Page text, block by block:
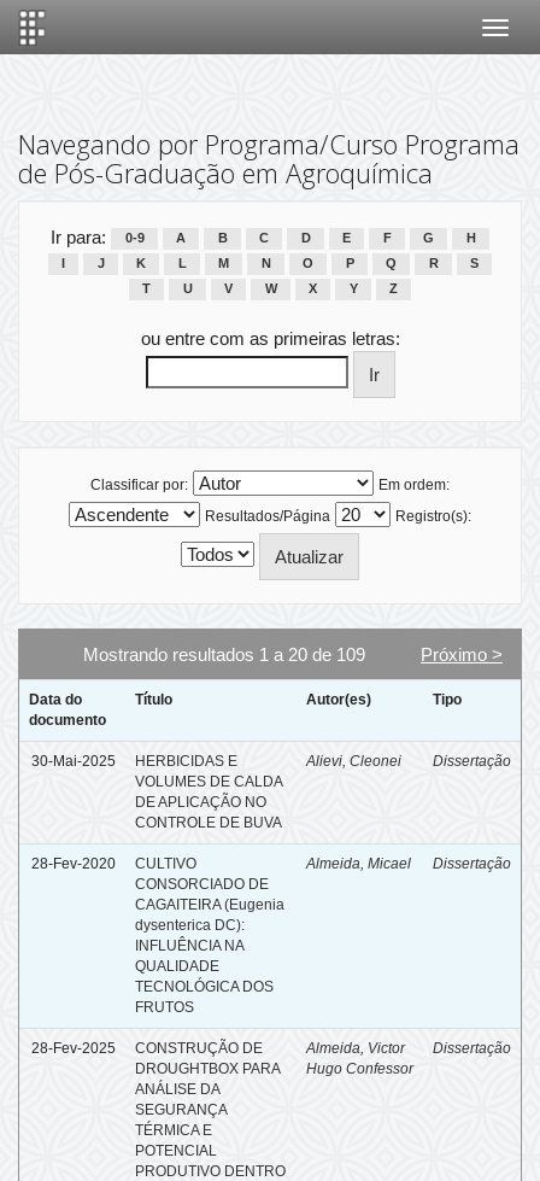
Navegando por Programa/Curso Programa
de Pós-Graduação em Agroquímica
Ir para: 0-9 A B C D E F G
H
J K L M N O P Q R
S
T
U V W X Y Z
ou entre com as primeiras letras:
Classificar por:
Em ordem:
Resultados/Página
Registro(s):
Mostrando resultados 1 a 20 de 109 Próximo >
Data do
documento
Título Autor(es) Tipo
30-Mai-2025
HERBICIDAS E
VOLUMES DE CALDA
DE APLICAÇÃO NO
CONTROLE DE BUVA
Alievi, Cleonei Dissertação
28-Fev-2020
CULTIVO
CONSORCIADO DE
CAGAITEIRA (Eugenia
dysenterica DC):
INFLUÊNCIA NA
QUALIDADE
TECNOLÓGICA DOS
FRUTOS
Almeida, Micael Dissertação
28-Fev-2025
CONSTRUÇÃO DE
DROUGHTBOX PARA
ANÁLISE DA
SEGURANÇA
TÉRMICA E
POTENCIAL
PRODUTIVO DENTRO
Almeida, Victor
Hugo Confessor
Dissertação